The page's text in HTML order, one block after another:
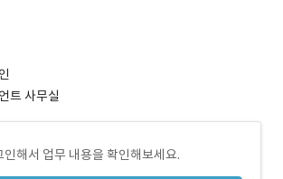
트 사무실
인해서 업무 내용을 확인해보세요.